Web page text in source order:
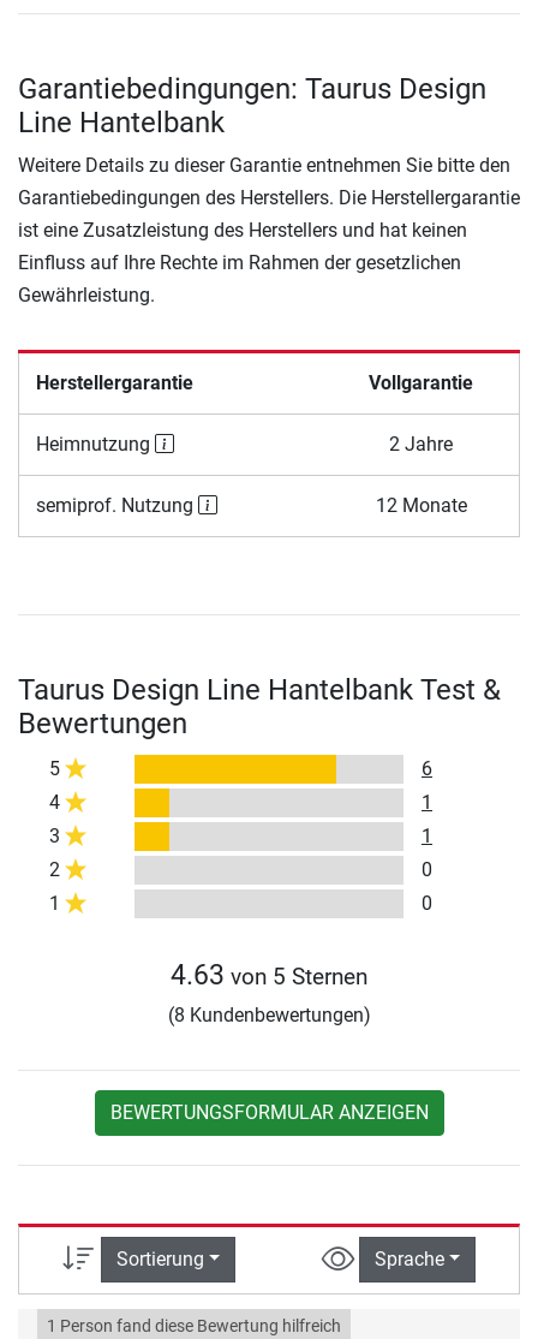
Garantiebedingungen: Taurus Design
Line Hantelbank
Weitere Details zu dieser Garantie entnehmen Sie bitte den
Garantiebedingungen des Herstellers. Die Herstellergarantie
ist eine Zusatzleistung des Herstellers und hat keinen
Einfluss auf Ihre Rechte im Rahmen der gesetzlichen
Gewährleistung.
Herstellergarantie Vollgarantie
Heimnutzung 2 Jahre
semiprof. Nutzung 12 Monate
Taurus Design Line Hantelbank Test &
Bewertungen
5
6
4
1
3
1
2
0
1
0
4.63 von 5 Sternen
(8 Kundenbewertungen)
BEWERTUNGSFORMULAR ANZEIGEN
Sortierung Sprache
1 Person fand diese Bewertung hilfreich